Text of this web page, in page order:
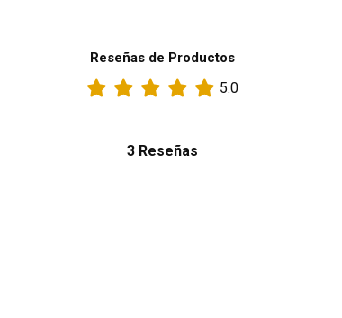
Reseñas de Productos
5.0
3 Reseñas